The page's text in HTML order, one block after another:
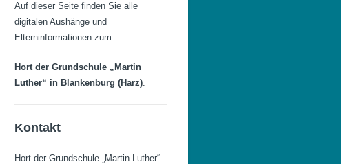
Auf dieser Seite finden Sie alle
digitalen Aushänge und
Elterninformationen zum
Hort der Grundschule „Martin
Luther“ in Blankenburg (Harz).
Kontakt
Hort der Grundschule „Martin Luther“